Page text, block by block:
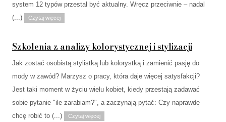
system 12 typów przestał być aktualny. Wręcz przeciwnie – nadal
(...)
Czytaj więcej
Szkolenia z analizy kolorystycznej i stylizacji
Jak zostać osobistą stylistką lub kolorystką i zamienić pasję do
mody w zawód? Marzysz o pracy, która daje więcej satysfakcji?
Jest taki moment w życiu wielu kobiet, kiedy przestają zadawać
sobie pytanie "ile zarabiam?", a zaczynają pytać: Czy naprawdę
chcę robić to (...)
Czytaj więcej